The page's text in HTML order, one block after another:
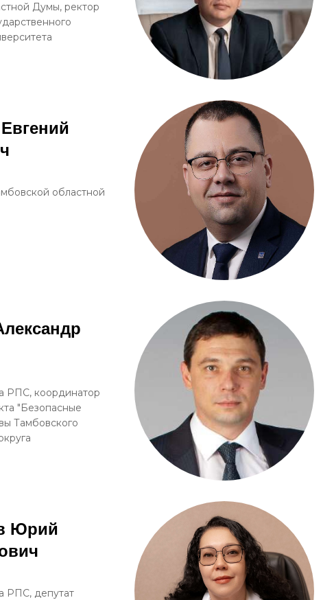
Думы, ректор
областной
РПС, координатор
"Безопасные
Тамбовского
Юрий
РПС, депутат